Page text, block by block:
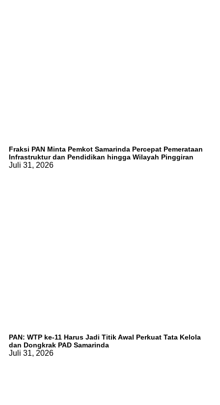
Fraksi PAN Minta Pemkot Samarinda Percepat Pemerataan
Infrastruktur dan Pendidikan hingga Wilayah Pinggiran
Juli 31, 2026
PAN: WTP ke-11 Harus Jadi Titik Awal Perkuat Tata Kelola
dan Dongkrak PAD Samarinda
Juli 31, 2026